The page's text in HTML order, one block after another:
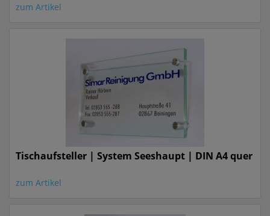
zum Artikel
Tischaufsteller | System Seeshaupt | DIN A4 quer
zum Artikel